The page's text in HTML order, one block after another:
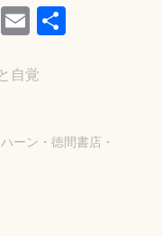
E
ail
共
自覚
ーン ・ 徳間書店 ・